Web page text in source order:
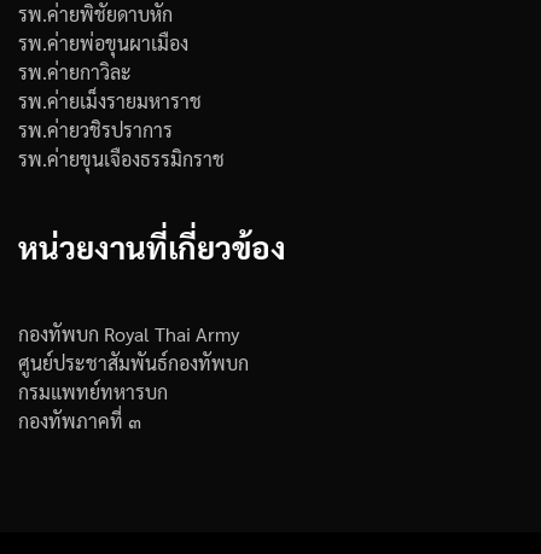
รพ.ค่ายพิชัยดาบหัก
รพ.ค่ายพ่อขุนผาเมือง
รพ.ค่ายกาวิละ
รพ.ค่ายเม็งรายมหาราช
รพ.ค่ายวชิรปราการ
รพ.ค่ายขุนเจืองธรรมิกราช
หน่วยงานที่เกี่ยวข้อง
กองทัพบก Royal Thai Army
ศูนย์ประชาสัมพันธ์กองทัพบก
กรมแพทย์ทหารบก
กองทัพภาคที่ ๓